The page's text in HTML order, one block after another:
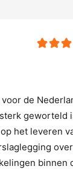
de
geworteld
het leveren
over
binnen